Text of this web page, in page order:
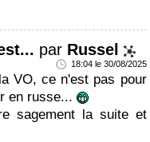
par Russel
18:04 le 30/08/2025
VO, ce n'est pas pour
en russe...
sagement la suite et